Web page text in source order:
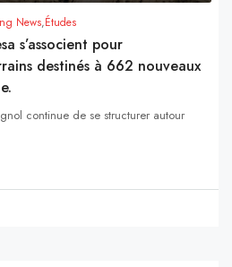
News,Études
s’associent pour
destinés à 662 nouveaux
continue de se structurer autour